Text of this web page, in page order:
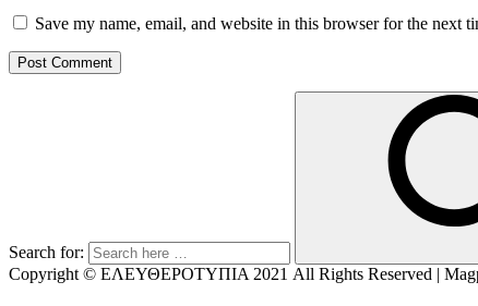
Save my name, email, and website in this browser for the next
Search for:
Copyright © ΕΛΕΥΘΕΡΟΤΥΠΙΑ 2021 All Rights Reserved |